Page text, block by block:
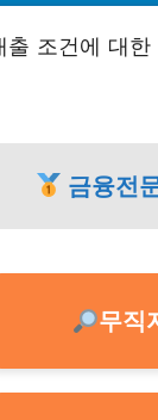
출 조건에 대
금융전
무직